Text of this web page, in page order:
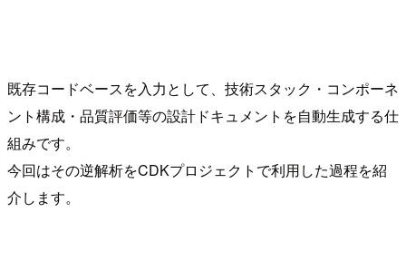
既存コードベースを入力として、技術スタック・コンポーネ
ント構成・品質評価等の設計ドキュメントを自動生成する仕
組みです。
今回はその逆解析をCDKプロジェクトで利用した過程を紹
介します。